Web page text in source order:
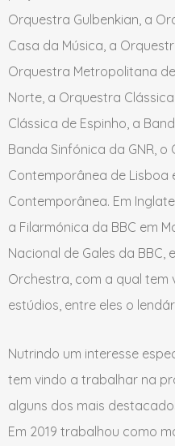
Orquestra Gulbenkian, a
Casa da Música, a
Orquestra Metropolitana
Norte, a Orquestra
Clássica de Espinho, a
Banda Sinfónica da GNR, o
Contemporânea de Lisboa
Contemporânea. Em
a Filarmónica da BBC em
Nacional de Gales da BBC,
Orchestra, com a qual tem
estúdios, entre eles o
Nutrindo um interesse
tem vindo a trabalhar na
alguns dos mais
Em 2019 trabalhou como